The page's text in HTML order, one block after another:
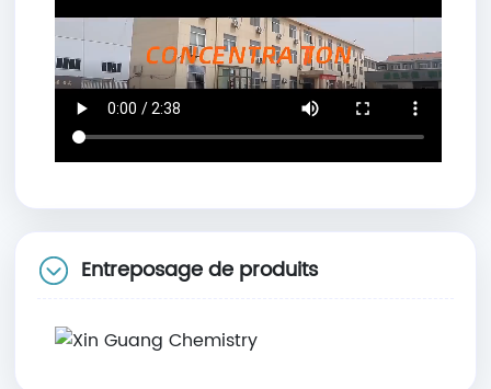
Entreposage de produits